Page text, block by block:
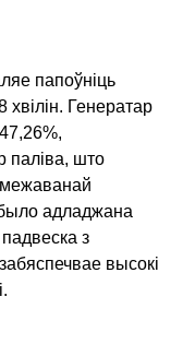
папоўніць
хвілін. Генератар
паліва, што
адладжана
з
высокі